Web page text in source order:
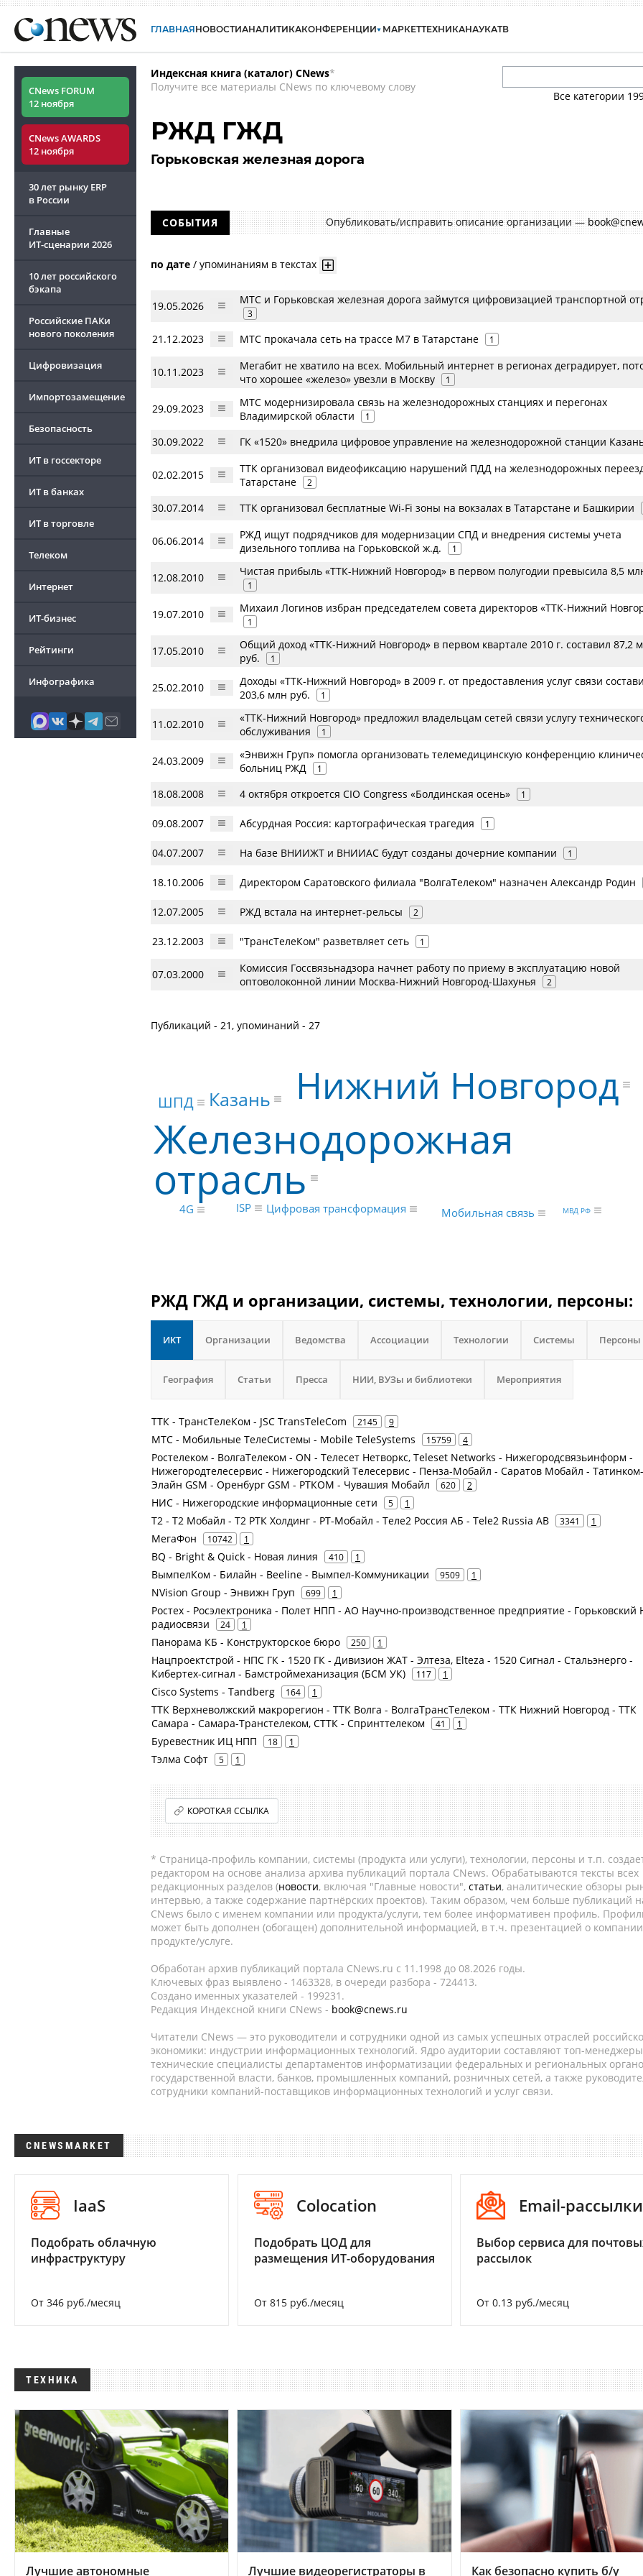
ГЛАВНАЯНОВОСТИАНАЛИТИКАКОНФЕРЕНЦИИ МАРКЕТТЕХНИКАНАУКАТВ
CNews FORUM
12 ноября
CNews AWARDS
12 ноября
30 лет рынку ERP
в России
Главные
ИТ-сценарии 2026
10 лет российского
бэкапа
Российские ПАКи
нового поколения
Цифровизация
Импортозамещение
Безопасность
ИТ в госсекторе
ИТ в банках
ИТ в торговле
Телеком
Интернет
ИТ-бизнес
Рейтинги
Инфографика
Индексная книга (каталог) CNews*
Получите все материалы CNews по ключевому слову
Все категории
РЖД ГЖД
Горьковская железная дорога
СОБЫТИЯ Опубликовать/исправить описание организации —
по дате / упоминаниям в текстах
19.05.2026 МТС и Горьковская железная дорога займутся цифровизацией транспортной
3
21.12.2023 МТС прокачала сеть на трассе М7 в Татарстане 1
10.11.2023
Мегабит не хватило на всех. Мобильный интернет в регионах деградирует,
что хорошее «железо» увезли в Москву
1
29.09.2023
МТС модернизировала связь на железнодорожных станциях и перегонах
Владимирской области
1
30.09.2022 ГК «1520» внедрила цифровое управление на железнодорожной станции
02.02.2015
ТТК организовал видеофиксацию нарушений ПДД на железнодорожных
Татарстане
2
30.07.2014 ТТК организовал бесплатные Wi-Fi зоны на вокзалах в Татарстане и Башкирии
06.06.2014
РЖД ищут подрядчиков для модернизации СПД и внедрения системы учета
дизельного топлива на Горьковской ж.д.
1
12.08.2010 Чистая прибыль «ТТК-Нижний Новгород» в первом полугодии превысила 8,5
1
19.07.2010 Михаил Логинов избран председателем совета директоров «ТТК-Нижний
1
17.05.2010
Общий доход «ТТК-Нижний Новгород» в первом квартале 2010 г. составил 87,2
руб.
1
25.02.2010
Доходы «ТТК-Нижний Новгород» в 2009 г. от предоставления услуг связи
203,6 млн руб.
1
11.02.2010
«ТТК-Нижний Новгород» предложил владельцам сетей связи услугу
обслуживания
1
24.03.2009
«Энвижн Груп» помогла организовать телемедицинскую конференцию
больниц РЖД
1
18.08.2008 4 октября откроется CIO Congress «Болдинская осень» 1
09.08.2007 Абсурдная Россия: картографическая трагедия 1
04.07.2007 На базе ВНИИЖТ и ВНИИАС будут созданы дочерние компании 1
18.10.2006 Директором Саратовского филиала "ВолгаТелеком" назначен Александр Родин
12.07.2005 РЖД встала на интернет-рельсы 2
23.12.2003 "ТрансТелеКом" разветвляет сеть 1
07.03.2000
Комиссия Госсвязьнадзора начнет работу по приему в эксплуатацию новой
оптоволоконной линии Москва-Нижний Новгород-Шахунья
2
Публикаций - 21, упоминаний - 27
Железнодорожная
отрасль
Нижний Новгород
Казань
ШПД
4G ISP Цифровая трансформация Мобильная связь МВД РФ
РЖД ГЖД и организации, системы, технологии, персоны:
ИКТ Организации Ведомства Ассоциации Технологии Системы Персоны
География Статьи Пресса НИИ, ВУЗы и библиотеки Мероприятия
ТТК - ТрансТелеКом - JSC TransTeleCom 2145 9
МТС - Мобильные ТелеСистемы - Mobile TeleSystems 15759 4
Ростелеком - ВолгаТелеком - ON - Телесет Нетворкс, Teleset Networks - Нижегородсвязьинформ -
Нижегородтелесервис - Нижегородский Телесервис - Пенза-Мобайл - Саратов Мобайл -
Элайн GSM - Оренбург GSM - РТКОМ - Чувашия Мобайл
620 2
НИС - Нижегородские информационные сети 5 1
Т2 - Т2 Мобайл - Т2 РТК Холдинг - РТ-Мобайл - Теле2 Россия АБ - Tele2 Russia AB 3341 1
МегаФон 10742 1
BQ - Bright & Quick - Новая линия 410 1
ВымпелКом - Билайн - Beeline - Вымпел-Коммуникации 9509 1
NVision Group - Энвижн Груп 699 1
Ростех - Росэлектроника - Полет НПП - АО Научно-производственное предприятие -
радиосвязи
24 1
Панорама КБ - Конструкторское бюро 250 1
Нацпроектстрой - НПС ГК - 1520 ГК - Дивизион ЖАТ - Элтеза, Elteza - 1520 Сигнал - Стальэнерго -
Кибертех-сигнал - Бамстроймеханизация (БСМ УК)
117 1
Cisco Systems - Tandberg 164 1
ТТК Верхневолжский макрорегион - ТТК Волга - ВолгаТрансТелеком - ТТК Нижний Новгород - ТТК
Самара - Самара-Транстелеком, СТТК - Спринттелеком
41 1
Буревестник ИЦ НПП 18 1
Тэлма Софт 5 1
КОРОТКАЯ ССЫЛКА
* Страница-профиль компании, системы (продукта или услуги), технологии, персоны и т.п.
редактором на основе анализа архива публикаций портала CNews. Обрабатываются тексты всех
редакционных разделов (новости, включая "Главные новости", статьи, аналитические обзоры
интервью, а также содержание партнёрских проектов). Таким образом, чем больше публикаций
CNews было с именем компании или продукта/услуги, тем более информативен профиль.
может быть дополнен (обогащен) дополнительной информацией, в т.ч. презентацией о
продукте/услуге.
Обработан архив публикаций портала CNews.ru c 11.1998 до 08.2026 годы.
Ключевых фраз выявлено - 1463328, в очереди разбора - 724413.
Создано именных указателей - 199231.
Редакция Индексной книги CNews - book@cnews.ru
Читатели CNews — это руководители и сотрудники одной из самых успешных отраслей
экономики: индустрии информационных технологий. Ядро аудитории составляют топ-
технические специалисты департаментов информатизации федеральных и региональных
государственной власти, банков, промышленных компаний, розничных сетей, а также
сотрудники компаний-поставщиков информационных технологий и услуг связи.
CNEWSMARKET
IaaS
Подобрать облачную
инфраструктуру
От 346 руб./месяц
Colocation
Подобрать ЦОД для
размещения ИТ-оборудования
От 815 руб./месяц
Email-рассылки
Выбор сервиса для
рассылок
От 0.13 руб./месяц
ТЕХНИКА
Лучшие автономные Лучшие видеорегистраторы в Как безопасно купить б/у